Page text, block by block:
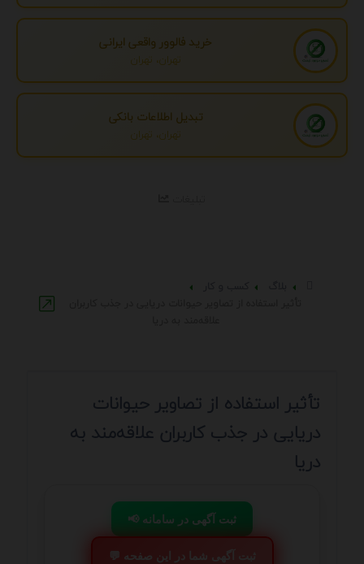
خرید فالوور واقعی ایرانی
تهران، تهران
تبدیل اطلاعات بانکی
تهران، تهران
تأثیر استفاده از تصاویر حیوانات
دریایی در جذب کاربران علاقه‌مند به
دریا
📢 ثبت آگهی در سامانه
💬 ثبت آگهی شما در این صفحه